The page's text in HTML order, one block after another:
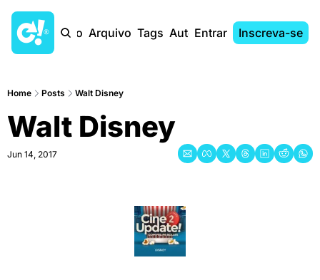
Início Arquivo Tags AutoresEntrar Inscreva-se
Home Posts Walt Disney
Walt Disney
Jun 14, 2017